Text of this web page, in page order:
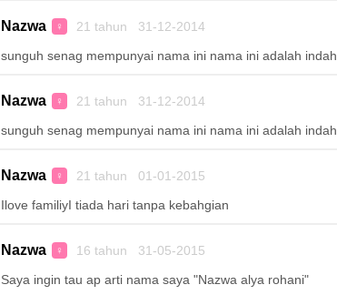
Nazwa ♀ 21 tahun 31-12-2014
sunguh senag mempunyai nama ini nama ini adalah indah
Nazwa ♀ 21 tahun 31-12-2014
sunguh senag mempunyai nama ini nama ini adalah indah
Nazwa ♀ 21 tahun 01-01-2015
Ilove familiyI tiada hari tanpa kebahgian
Nazwa ♀ 16 tahun 31-05-2015
Saya ingin tau ap arti nama saya "Nazwa alya rohani"